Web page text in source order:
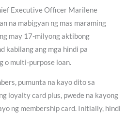
Executive Officer Marilene
na mabigyan ng mas maraming
may 17-milyong aktibong
kabilang ang mga hindi pa
o multi-purpose loan.
pumunta na kayo dito sa
loyalty card plus, pwede na kayong
ng membership card. Initially, hindi